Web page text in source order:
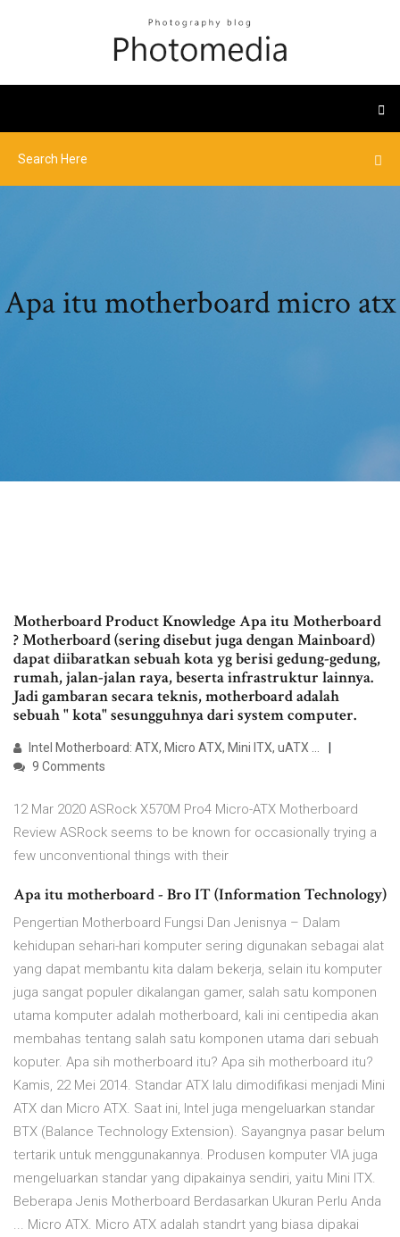
Apa itu motherboard micro atx
Motherboard Product Knowledge Apa itu Motherboard
? Motherboard (sering disebut juga dengan Mainboard)
dapat diibaratkan sebuah kota yg berisi gedung-gedung,
rumah, jalan-jalan raya, beserta infrastruktur lainnya.
Jadi gambaran secara teknis, motherboard adalah
sebuah " kota" sesungguhnya dari system computer.
Intel Motherboard: ATX, Micro ATX, Mini ITX, uATX ...
9 Comments
12 Mar 2020 ASRock X570M Pro4 Micro-ATX Motherboard
Review ASRock seems to be known for occasionally trying a
few unconventional things with their
Apa itu motherboard - Bro IT (Information Technology)
Pengertian Motherboard Fungsi Dan Jenisnya – Dalam
kehidupan sehari-hari komputer sering digunakan sebagai alat
yang dapat membantu kita dalam bekerja, selain itu komputer
juga sangat populer dikalangan gamer, salah satu komponen
utama komputer adalah motherboard, kali ini centipedia akan
membahas tentang salah satu komponen utama dari sebuah
koputer. Apa sih motherboard itu? Apa sih motherboard itu?
Kamis, 22 Mei 2014. Standar ATX lalu dimodifikasi menjadi Mini
ATX dan Micro ATX. Saat ini, Intel juga mengeluarkan standar
BTX (Balance Technology Extension). Sayangnya pasar belum
tertarik untuk menggunakannya. Produsen komputer VIA juga
mengeluarkan standar yang dipakainya sendiri, yaitu Mini ITX.
Beberapa Jenis Motherboard Berdasarkan Ukuran Perlu Anda
... Micro ATX. Micro ATX adalah standrt yang biasa dipakai